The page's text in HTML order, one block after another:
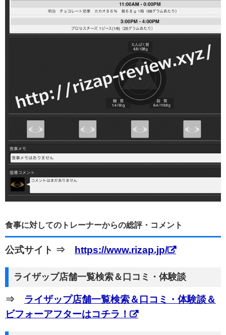
食事に対してのトレーナーからの総評・コメント
公式サイト ⇒ https://www.rizap.jp/
ライザップ店舗一覧検索＆口コミ・体験談
⇒ ライザップ店舗一覧検索＆口コミ・体験談＆
ビフォーアフターはコチラ！